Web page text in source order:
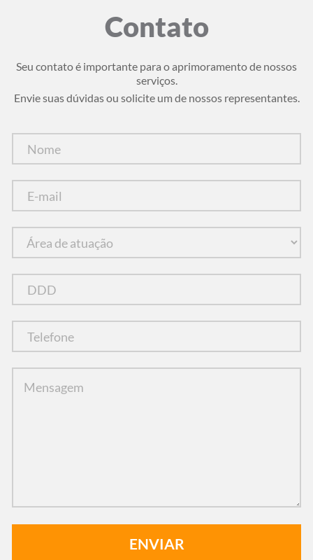
Contato
Seu contato é importante para o aprimoramento de nossos
serviços.
Envie suas dúvidas ou solicite um de nossos representantes.